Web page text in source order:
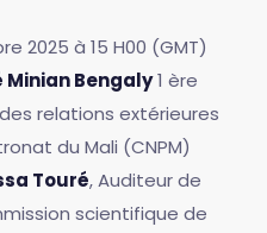
2025 à 15 H00 (GMT)
Minian Bengaly1 ère
relations extérieures
du Mali (CNPM)
Touré, Auditeur de
scientifique de